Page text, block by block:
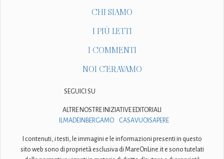
CHI SIAMO
I PIÙ LETTI
I COMMENTI
NOI C'ERAVAMO
SEGUICI SU
ALTRE NOSTRE INIZIATIVE EDITORIALI
ILMADEINBERGAMO
CASAVUOISAPERE
I contenuti, i testi, le immagini e le informazioni presenti in questo
sito web sono di proprietà esclusiva di MareOnLine.it e sono tutelati